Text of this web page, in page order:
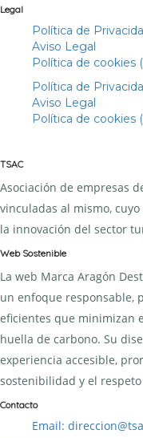
Legal
Política de
Aviso Legal
Política de cookies
Política de
Aviso Legal
Política de cookies
TSAC
Asociación de empresas
vinculadas al mismo,
la innovación del sector
Web Sostenible
La web Marca Aragón
un enfoque responsable,
eficientes que minimizan
huella de carbono. Su
experiencia accesible,
sostenibilidad y el
Contacto
Email: